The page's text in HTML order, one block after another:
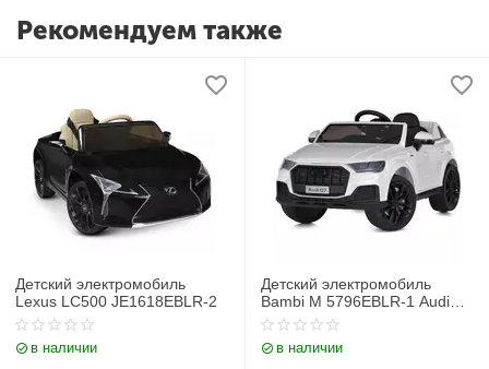
Рекомендуем также
Детский электромобиль
Lexus LC500 JE1618EBLR-2
в наличии
Детский электромобиль
Bambi M 5796EBLR-1 Audi
Q7
в наличии